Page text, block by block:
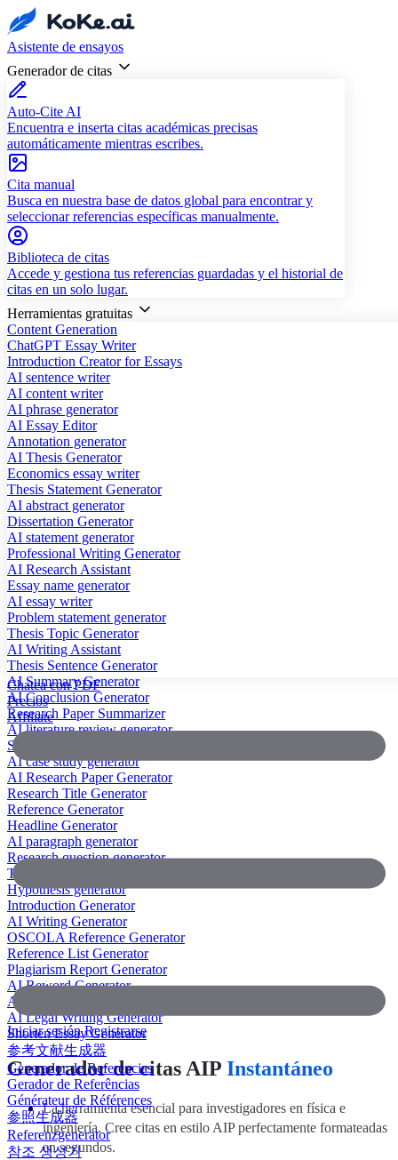
Asistente de ensayos
Generador de citas
Auto-Cite AI
Encuentra e inserta citas académicas precisas
automáticamente mientras escribes.
Cita manual
Busca en nuestra base de datos global para encontrar y
seleccionar referencias específicas manualmente.
Biblioteca de citas
Accede y gestiona tus referencias guardadas y el historial de
citas en un solo lugar.
Herramientas gratuitas
Content Generation
ChatGPT Essay Writer
Introduction Creator for Essays
AI sentence writer
AI content writer
AI phrase generator
AI Essay Editor
Annotation generator
AI Thesis Generator
Economics essay writer
Thesis Statement Generator
AI abstract generator
Dissertation Generator
AI statement generator
Professional Writing Generator
AI Research Assistant
Essay name generator
AI essay writer
Problem statement generator
Thesis Topic Generator
AI Writing Assistant
Thesis Sentence Generator
AI Summary Generator
AI Conclusion Generator
Research Paper Summarizer
AI literature review generator
Scientific Paper Summarizer
AI case study generator
AI Research Paper Generator
Research Title Generator
Reference Generator
Headline Generator
AI paragraph generator
Research question generator
Thesis paragraph generator
Hypothesis generator
Introduction Generator
AI Writing Generator
OSCOLA Reference Generator
Reference List Generator
Plagiarism Report Generator
AI Reword Generator
AI Bullet Point Generator
AI Legal Writing Generator
Shorten Essay Generator
参考文献生成器
Generador de Referencias
Gerador de Referências
Générateur de Références
参照生成器
Referenzgenerator
참조 생성기
Chatea con PDF
Precios
Affiliate
Iniciar sesiónRegistrarse
Generador de citas AIP Instantáneo
La herramienta esencial para investigadores en física e
ingeniería. Cree citas en estilo AIP perfectamente formateadas
en segundos.